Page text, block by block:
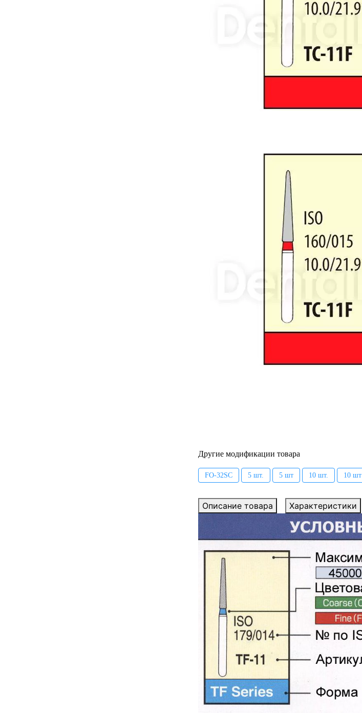
Другие модификации товара
FO-32SC 5 шт. 5 шт 10 шт. 10 шт
Описание товара Характеристики